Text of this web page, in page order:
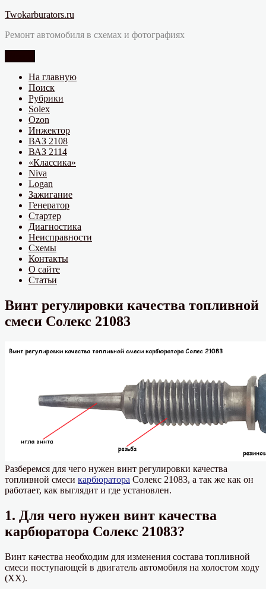
Перейти
содержимому
Twokarburators.ru
Ремонт автомобиля в схемах и фотографиях
На главную
Поиск
Рубрики
Solex
Ozon
Инжектор
ВАЗ 2108
ВАЗ 2114
«Классика»
Niva
Logan
Зажигание
Генератор
Стартер
Диагностика
Неисправности
Схемы
Контакты
О сайте
Статьи
Винт регулировки качества топливной
смеси Солекс 21083
Разберемся для чего нужен винт регулировки качества
топливной смеси карбюратора Солекс 21083, а так же как он
работает, как выглядит и где установлен.
1. Для чего нужен винт качества
карбюратора Солекс 21083?
Винт качества необходим для изменения состава топливной
смеси поступающей в двигатель автомобиля на холостом ходу
(ХХ).